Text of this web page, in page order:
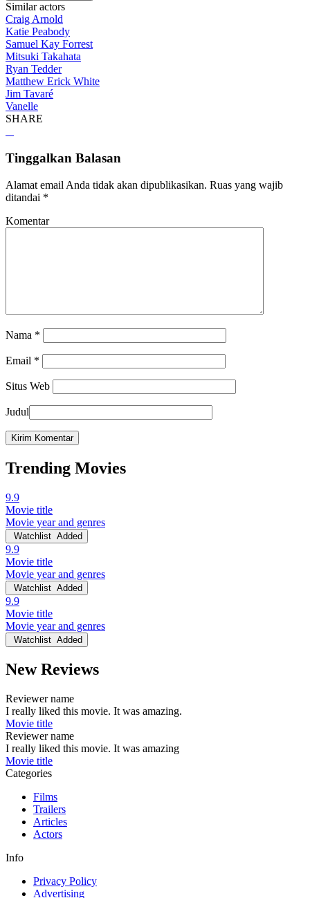
Similar actors
Craig Arnold
Katie Peabody
Samuel Kay Forrest
Mitsuki Takahata
Ryan Tedder
Matthew Erick White
Jim Tavaré
Vanelle
SHARE
Tinggalkan Balasan
Alamat email Anda tidak akan dipublikasikan. Ruas yang wajib
ditandai *
Komentar
Nama *
Email *
Situs Web
Judul
Trending Movies
9.9
Movie title
Movie year and genres
Watchlist Added
9.9
Movie title
Movie year and genres
Watchlist Added
9.9
Movie title
Movie year and genres
Watchlist Added
New Reviews
Reviewer name
I really liked this movie. It was amazing.
Movie title
Reviewer name
I really liked this movie. It was amazing
Movie title
Categories
Films
Trailers
Articles
Actors
Info
Privacy Policy
Advertising